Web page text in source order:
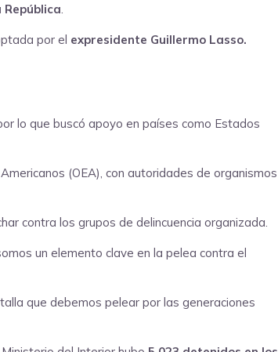
.
por el expresidente Guillermo Lasso.
por lo que buscó apoyo en países como Estados
(OEA), con autoridades de organismos
contra los grupos de delincuencia organizada.
un elemento clave en la pelea contra el
que debemos pelear por las generaciones